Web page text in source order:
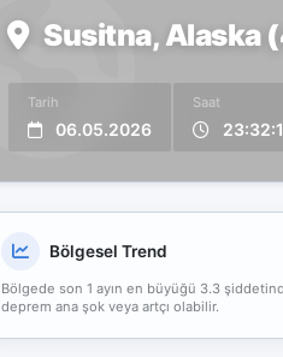
Susitna, Alaska
Tarih
06.05.2026
Saat
Bölgesel Trend
Bölgede son 1 ayın en büyüğü 3.3
deprem ana şok veya artçı olabilir.